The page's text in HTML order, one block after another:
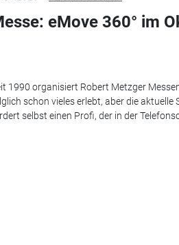
eMove 360° im
1990 organisiert Robert Metzger
schon vieles erlebt, aber die aktuelle
selbst einen Profi, der in der